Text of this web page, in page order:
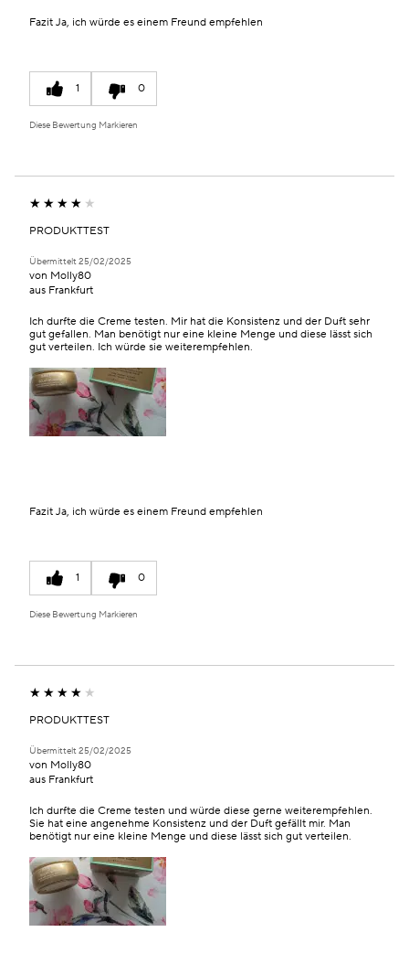
Fazit Ja, ich würde es einem Freund empfehlen
1 0
Diese Bewertung Markieren
PRODUKTTEST
Übermittelt25/02/2025
von Molly80
aus Frankfurt
Ich durfte die Creme testen. Mir hat die Konsistenz und der Duft sehr
gut gefallen. Man benötigt nur eine kleine Menge und diese lässt sich
gut verteilen. Ich würde sie weiterempfehlen.
Fazit Ja, ich würde es einem Freund empfehlen
1 0
Diese Bewertung Markieren
PRODUKTTEST
Übermittelt25/02/2025
von Molly80
aus Frankfurt
Ich durfte die Creme testen und würde diese gerne weiterempfehlen.
Sie hat eine angenehme Konsistenz und der Duft gefällt mir. Man
benötigt nur eine kleine Menge und diese lässt sich gut verteilen.